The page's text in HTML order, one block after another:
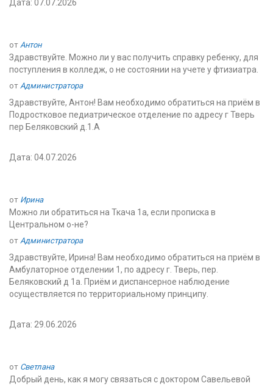
Дата: 07.07.2026
от Антон
Здравствуйте. Можно ли у вас получить справку ребенку, для
поступления в колледж, о не состоянии на учете у фтизиатра.
от Администратора
Здравствуйте, Антон! Вам необходимо обратиться на приём в
Подростковое педиатрическое отделение по адресу г Тверь
пер Беляковский д.1.А
Дата: 04.07.2026
от Ирина
Можно ли обратиться на Ткача 1а, если прописка в
Центральном о-не?
от Администратора
Здравствуйте, Ирина! Вам необходимо обратиться на приём в
Амбулаторное отделении 1, по адресу г. Тверь, пер.
Беляковский д 1а. Приём и диспансерное наблюдение
осуществляется по территориальному принципу.
Дата: 29.06.2026
от Светлана
Добрый день, как я могу связаться с доктором Савельевой